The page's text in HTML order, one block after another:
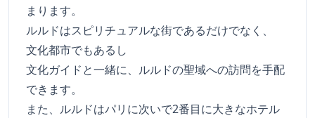
まります。
ルルドはスピリチュアルな街であるだけでなく、
文化都市でもあるし
文化ガイドと一緒に、ルルドの聖域への訪問を手配
できます。
また、ルルドはパリに次いで2番目に大きなホテル